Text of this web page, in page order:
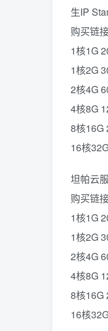
生IP
购买链接
1核1G
1核2G
2核4G
4核8G
8核16G
16核
坦帕云
购买链接
1核1G
1核2G
2核4G
4核8G
8核16G
16核